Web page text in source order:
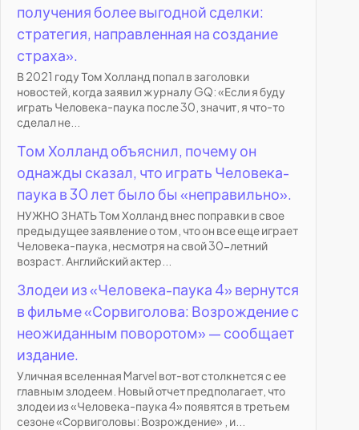
получения более выгодной сделки:
стратегия, направленная на создание
страха».
В 2021 году Том Холланд попал в заголовки
новостей, когда заявил журналу GQ: «Если я буду
играть Человека-паука после 30, значит, я что-то
сделал не...
Том Холланд объяснил, почему он
однажды сказал, что играть Человека-
паука в 30 лет было бы «неправильно».
НУЖНО ЗНАТЬ Том Холланд внес поправки в свое
предыдущее заявление о том, что он все еще играет
Человека-паука, несмотря на свой 30-летний
возраст. Английский актер...
Злодеи из «Человека-паука 4» вернутся
в фильме «Сорвиголова: Возрождение с
неожиданным поворотом» — сообщает
издание.
Уличная вселенная Marvel вот-вот столкнется с ее
главным злодеем. Новый отчет предполагает, что
злодеи из «Человека-паука 4» появятся в третьем
сезоне «Сорвиголовы: Возрождение» , и...